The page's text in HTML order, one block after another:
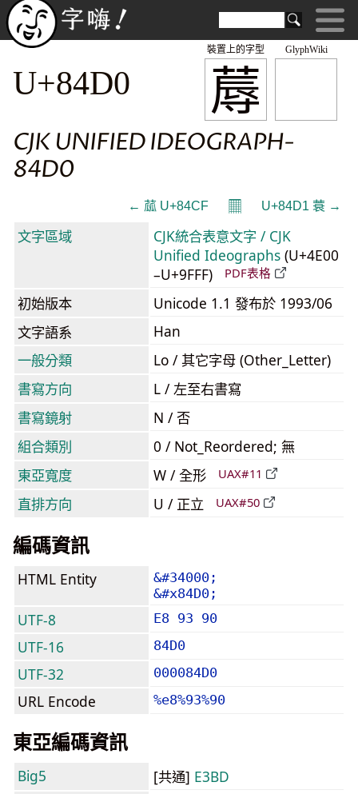
GlyphWiki
蓐
裝置上的字型
U+84D0
CJK UNIFIED IDEOGRAPH-
84D0
← 蓏 U+84CF 𝄜 U+84D1 蓑 →
文字區域
CJK統合表意文字 / CJK
Unified Ideographs (U+4E00
–U+9FFF)
PDF表格
初始版本
Unicode 1.1 發布於 1993/06
文字語系
Han
一般分類
Lo / 其它字母 (Other_Letter)
書寫方向
L / 左至右書寫
書寫鏡射
N / 否
組合類別
0 / Not_Reordered; 無
東亞寬度
W / 全形 UAX#11
直排方向 U / 正立 UAX#50
編碼資訊
HTML Entity
&#34000;
&#x84D0;
UTF-8 E8 93 90
UTF-16 84D0
UTF-32 000084D0
URL Encode %e8%93%90
東亞編碼資訊
Big5 [共通] E3BD